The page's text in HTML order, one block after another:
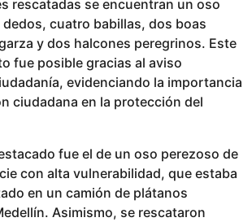
rescatadas se encuentran un oso
cuatro babillas, dos boas
y dos halcones peregrinos. Este
fue posible gracias al aviso
evidenciando la importancia
ciudadana en la protección del
fue el de un oso perezoso de
con alta vulnerabilidad, que estaba
en un camión de plátanos
Asimismo, se rescataron